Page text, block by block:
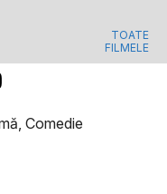
TOATE
FILMELE
Comedie